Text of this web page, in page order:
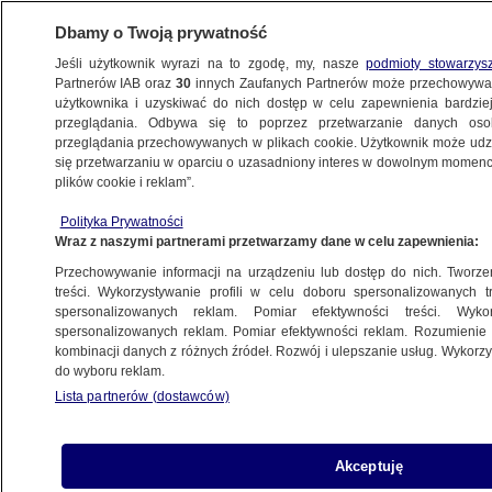
ŚWIAT
Komentarze rzeczników ukraińskiej
dyplomacji i Departamentu Stanu USA
22.07.2022, 08:31
Udostępnij
powiedział, że umowa w sprawie odblokowania
eksportu ukraińskiego zboża musi gwarantować
Dbamy o Twoją prywatność
Jeśli użytkownik wyrazi na to zgodę, my, naszepodmioty
Partnerów IAB oraz30 innych Zaufanych Partnerów może
użytkownika i uzyskiwać do nich dostęp w celu zapewnienia
przeglądania. Odbywa się to poprzez przetwarzanie danych
przeglądania przechowywanych w plikach cookie. Użytkownik może
się przetwarzaniu w oparciu o uzasadniony interes w dowolnym
plików cookie i reklam”.
Polityka Prywatności
Wraz z naszymi partnerami przetwarzamy dane w celu zapewnienia:
Przechowywanie informacji na urządzeniu lub dostęp do nich.
treści. Wykorzystywanie profili w celu doboru spersonalizowanych
spersonalizowanych reklam. Pomiar efektywności treści.
spersonalizowanych reklam. Pomiar efektywności reklam.
kombinacji danych z różnych źródeł. Rozwój i ulepszanie usług.
do wyboru reklam.
Lista partnerów (dostawców)
Akceptuję